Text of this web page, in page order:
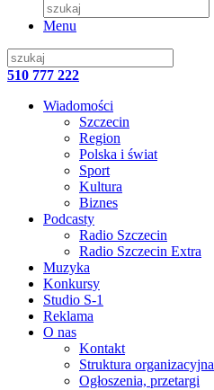
Menu
510 777 222
Wiadomości
Szczecin
Region
Polska i świat
Sport
Kultura
Biznes
Podcasty
Radio Szczecin
Radio Szczecin Extra
Muzyka
Konkursy
Studio S-1
Reklama
O nas
Kontakt
Struktura organizacyjna
Ogłoszenia, przetargi